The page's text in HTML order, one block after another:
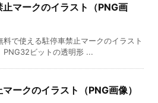
止マークのイラスト（PNG画
料で使える駐停車禁止マークのイラスト
PNG32ビットの透明形 ...
ークのイラスト（PNG画像）